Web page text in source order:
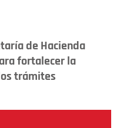
de Hacienda
fortalecer la
trámites